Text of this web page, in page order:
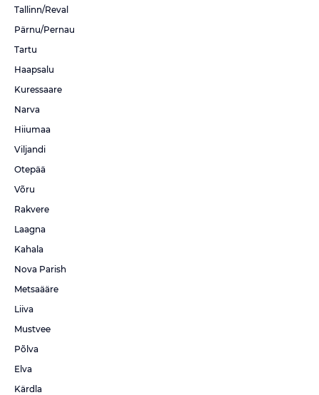
Tallinn/Reval
Pärnu/Pernau
Tartu
Haapsalu
Kuressaare
Narva
Hiiumaa
Viljandi
Otepää
Võru
Rakvere
Laagna
Kahala
Nova Parish
Metsaääre
Liiva
Mustvee
Põlva
Elva
Kärdla